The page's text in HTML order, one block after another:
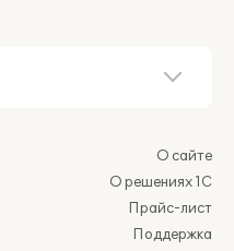
О сайте
О решениях 1С
Прайс-лист
Поддержка